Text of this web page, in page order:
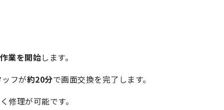
業を開始します。
フが約20分で画面交換を完了します。
修理が可能です。